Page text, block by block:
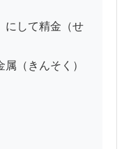
して精金（せ
（きんそく）